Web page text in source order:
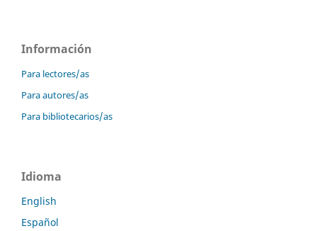
Información
Para lectores/as
Para autores/as
Para bibliotecarios/as
Idioma
English
Español